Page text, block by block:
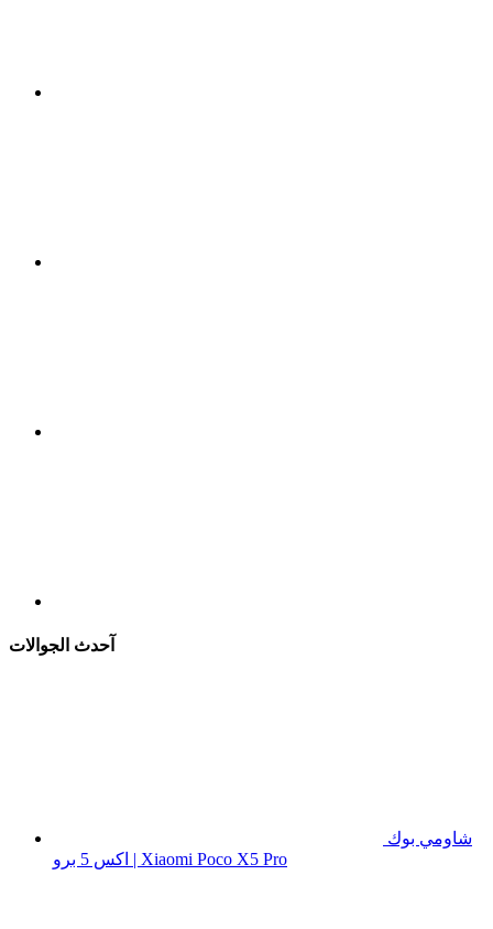
آحدث الجوالات
شاومي بوك
اكس 5 برو | Xiaomi Poco X5 Pro